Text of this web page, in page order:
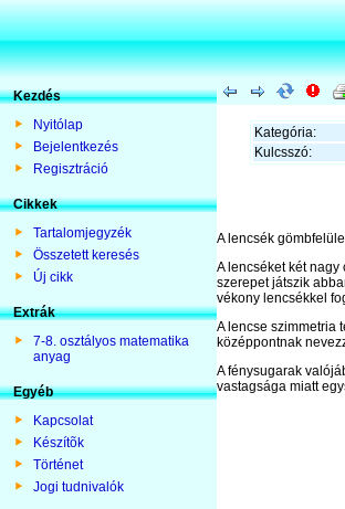
Kezdés
Nyitólap
Bejelentkezés
Regisztráció
Cikkek
Tartalomjegyzék
Összetett keresés
Új cikk
Extrák
7-8. osztályos matematika
anyag
Egyéb
Kapcsolat
Készítõk
Történet
Jogi tudnivalók
Kategória:
Kulcsszó:
A lencsék
A lencséket két
szerepet játszik
vékony lencsékkel
A lencse szimmetria
középpontnak
A fénysugarak
vastagsága miatt